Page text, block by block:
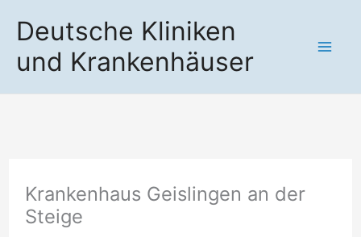
Inhalt
springen
Deutsche Kliniken
und Krankenhäuser
Krankenhaus Geislingen an der
Steige